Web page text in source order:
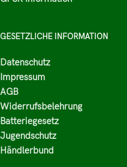
GESETZLICHE INFORMATION
Datenschutz
Impressum
AGB
Widerrufsbelehrung
Batteriegesetz
Jugendschutz
Händlerbund